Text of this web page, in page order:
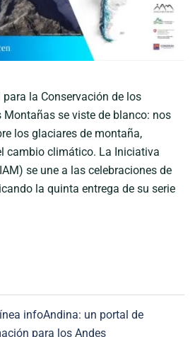
la Conservación de los
Montañas se viste de blanco: nos
los glaciares de montaña,
cambio climático. La Iniciativa
se une a las celebraciones de
la quinta entrega de su serie
infoAndina: un portal de
para los Andes